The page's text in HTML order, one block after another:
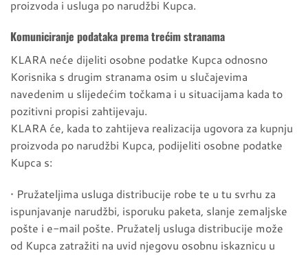
proizvoda i usluga po narudžbi Kupca.
Komuniciranje podataka prema trećim stranama
KLARA neće dijeliti osobne podatke Kupca odnosno
Korisnika s drugim stranama osim u slučajevima
navedenim u slijedećim točkama i u situacijama kada to
pozitivni propisi zahtijevaju.
KLARA će, kada to zahtijeva realizacija ugovora za kupnju
proizvoda po narudžbi Kupca, podijeliti osobne podatke
Kupca s:
• Pružateljima usluga distribucije robe te u tu svrhu za
ispunjavanje narudžbi, isporuku paketa, slanje zemaljske
pošte i e-mail pošte. Pružatelj usluga distribucije može
od Kupca zatražiti na uvid njegovu osobnu iskaznicu u